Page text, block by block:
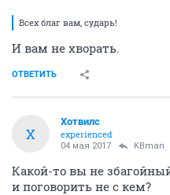
Всех благ вам, сударь!
И вам не хворать.
ОТВЕТИТЬ
Х
Хотвилс
experienced
04 мая 2017 KBman
Какой-то вы не
и поговорить не с кем?